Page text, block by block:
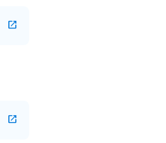
open_in_new
open_in_new